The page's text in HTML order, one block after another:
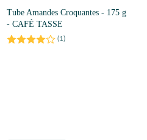
Tube Amandes Croquantes - 175 g
- CAFÉ TASSE
(1)